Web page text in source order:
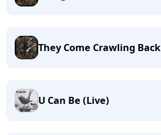
They Come Crawling Back
U Can Be (Live)